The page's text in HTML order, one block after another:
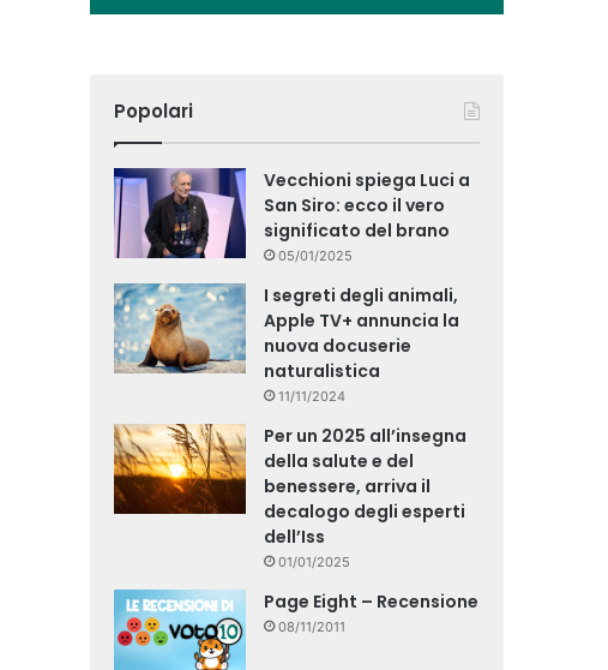
Popolari
Vecchioni spiega Luci a
San Siro: ecco il vero
significato del brano
05/01/2025
I segreti degli animali,
Apple TV+ annuncia la
nuova docuserie
naturalistica
11/11/2024
Per un 2025 all’insegna
della salute e del
benessere, arriva il
decalogo degli esperti
dell’Iss
01/01/2025
Page Eight – Recensione
08/11/2011